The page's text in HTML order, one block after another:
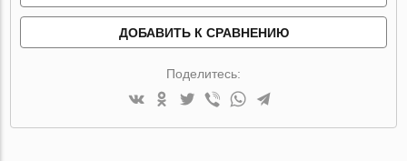
ДОБАВИТЬ К СРАВНЕНИЮ
Поделитесь: